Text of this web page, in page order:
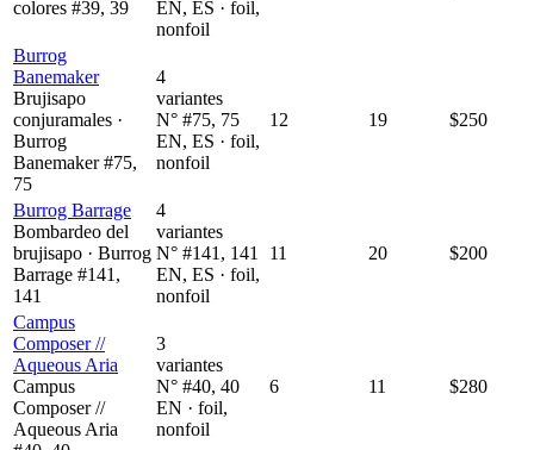
colores #39, 39
EN, ES · foil,
nonfoil
Burrog
Banemaker
Brujisapo
conjuramales ·
Burrog
Banemaker #75,
75
4
variantes
N° #75, 75
EN, ES · foil,
nonfoil
12 19 $250
Burrog Barrage
Bombardeo del
brujisapo · Burrog
Barrage #141,
141
4
variantes
N° #141, 141
EN, ES · foil,
nonfoil
11 20 $200
Campus
Composer //
Aqueous Aria
Campus
Composer //
Aqueous Aria
3
variantes
N° #40, 40
EN · foil,
nonfoil
6 11 $280